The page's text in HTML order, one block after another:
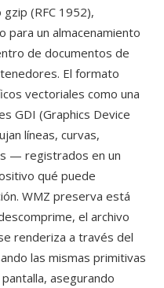
(RFC 1952),
para un almacenamiento
de documentos de
El formato
vectoriales como una
GDI (Graphics Device
líneas, curvas,
— registrados en un
qué puede
WMZ preserva está
el archivo
renderiza a través del
las mismas primitivas
asegurando